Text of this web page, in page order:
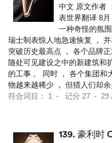
中文 原文作者
表世界翻译 8
一种奇怪的氛
瑞士制表惊人地急速恢复 ，
突破历史最高点 ， 各个品牌
随处可见建设之中的新建筑和
的工事 。 同时 ， 各个集团和
物越来越稀少 ， 但猎人们却余
符合词目： 1 - 记分 27 - 29
139. 豪利时